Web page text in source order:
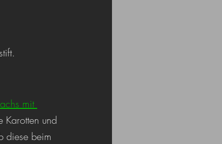
mit
Karotten und
diese beim